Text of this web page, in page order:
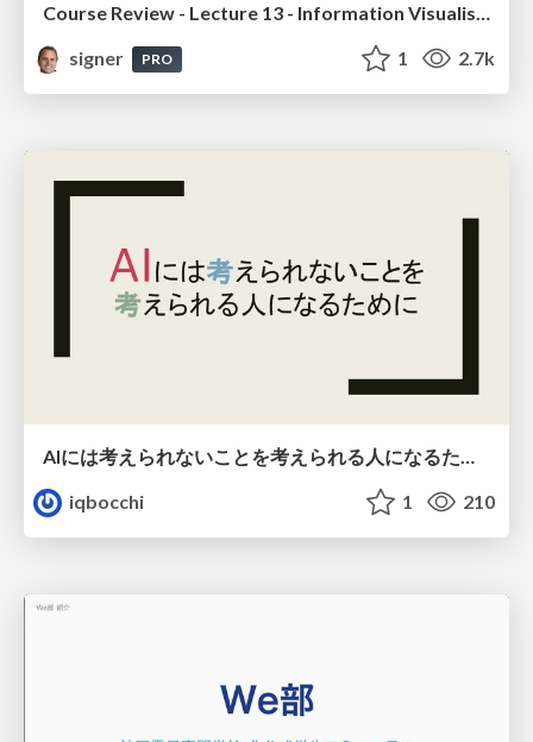
Course Review - Lecture 13 - Information Visualisation (4019538FNR)
signer
PRO 1 2.7k
iqbocchi
1 210